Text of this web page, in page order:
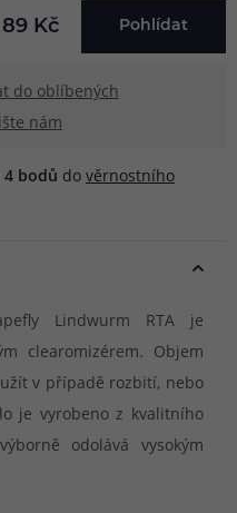
89 Kč Pohlídat
do oblíbených
nám
4 bodů do věrnostního
Lindwurm RTA je
clearomizérem. Objem
v případě rozbití, nebo
je vyrobeno z kvalitního
odolává vysokým